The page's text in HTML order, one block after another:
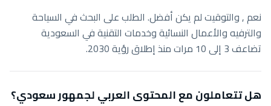
نعم , والتوقيت لم يكن أفضل. الطلب على البحث في السياحة
والترفيه والأعمال النسائية وخدمات التقنية في السعودية
تضاعف 3 إلى 10 مرات منذ إطلاق رؤية 2030.
هل تتعاملون مع المحتوى العربي لجمهور سعودي؟